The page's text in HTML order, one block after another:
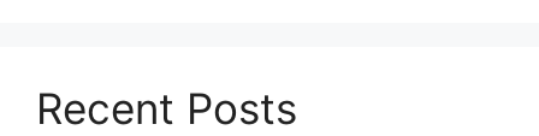
Recent Posts